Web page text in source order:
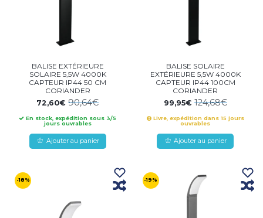
BALISE EXTÉRIEURE
SOLAIRE 5,5W 4000K
CAPTEUR IP44 50 CM
CORIANDER
72,60€90,64€
En stock, expédition sous 3/5
jours ouvrables
Ajouter au panier
BALISE SOLAIRE
EXTÉRIEURE 5,5W 4000K
CAPTEUR IP44 100CM
CORIANDER
99,95€124,68€
Livre, expédition dans 15 jours
ouvrables
Ajouter au panier
-18% -19%